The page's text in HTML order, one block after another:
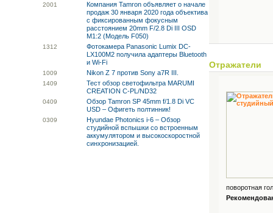
2001
Компания Tamron объявляет о начале
продаж 30 января 2020 года объектива
с фиксированным фокусным
расстоянием 20mm F/2.8 Di III OSD
M1:2 (Модель F050)
1312
Фотокамера Panasonic Lumix DC-
LX100M2 получила адаптеры Bluetooth
и Wi-Fi
1009 Nikon Z 7 против Sony a7R III.
1409
Тест обзор светофильтра MARUMI
CREATION C-PL/ND32
0409
Обзор Tamron SP 45mm f/1.8 Di VC
USD – Офигеть полтинник!
0309
Hyundae Photonics i-6 – Обзор
студийной вспышки со встроенным
аккумулятором и высокоскоростной
синхронизацией.
Отражатели
поворотная